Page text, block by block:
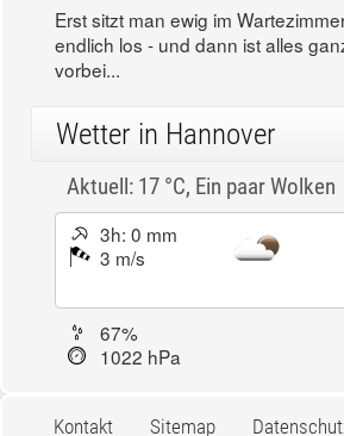
Erst sitzt man ewig im
endlich los - und dann ist alles
vorbei...
Wetter in Hannover
Aktuell: 17 °C, Ein paar Wolken
3h: 0 mm
3 m/s
67%
1022 hPa
Kontakt Sitemap